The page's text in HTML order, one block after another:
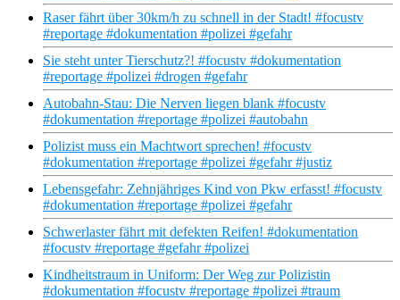
Raser fährt über 30km/h zu schnell in der Stadt! #focustv
#reportage #dokumentation #polizei #gefahr
Sie steht unter Tierschutz?! #focustv #dokumentation
#reportage #polizei #drogen #gefahr
Autobahn-Stau: Die Nerven liegen blank #focustv
#dokumentation #reportage #polizei #autobahn
Polizist muss ein Machtwort sprechen! #focustv
#dokumentation #reportage #polizei #gefahr #justiz
Lebensgefahr: Zehnjähriges Kind von Pkw erfasst! #focustv
#dokumentation #reportage #polizei #gefahr
Schwerlaster fährt mit defekten Reifen! #dokumentation
#focustv #reportage #gefahr #polizei
Kindheitstraum in Uniform: Der Weg zur Polizistin
#dokumentation #focustv #reportage #polizei #traum